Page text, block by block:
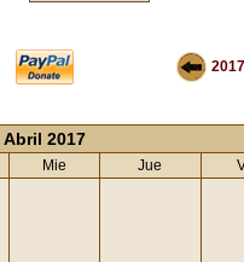
2017
Abril 2017
Mie Jue